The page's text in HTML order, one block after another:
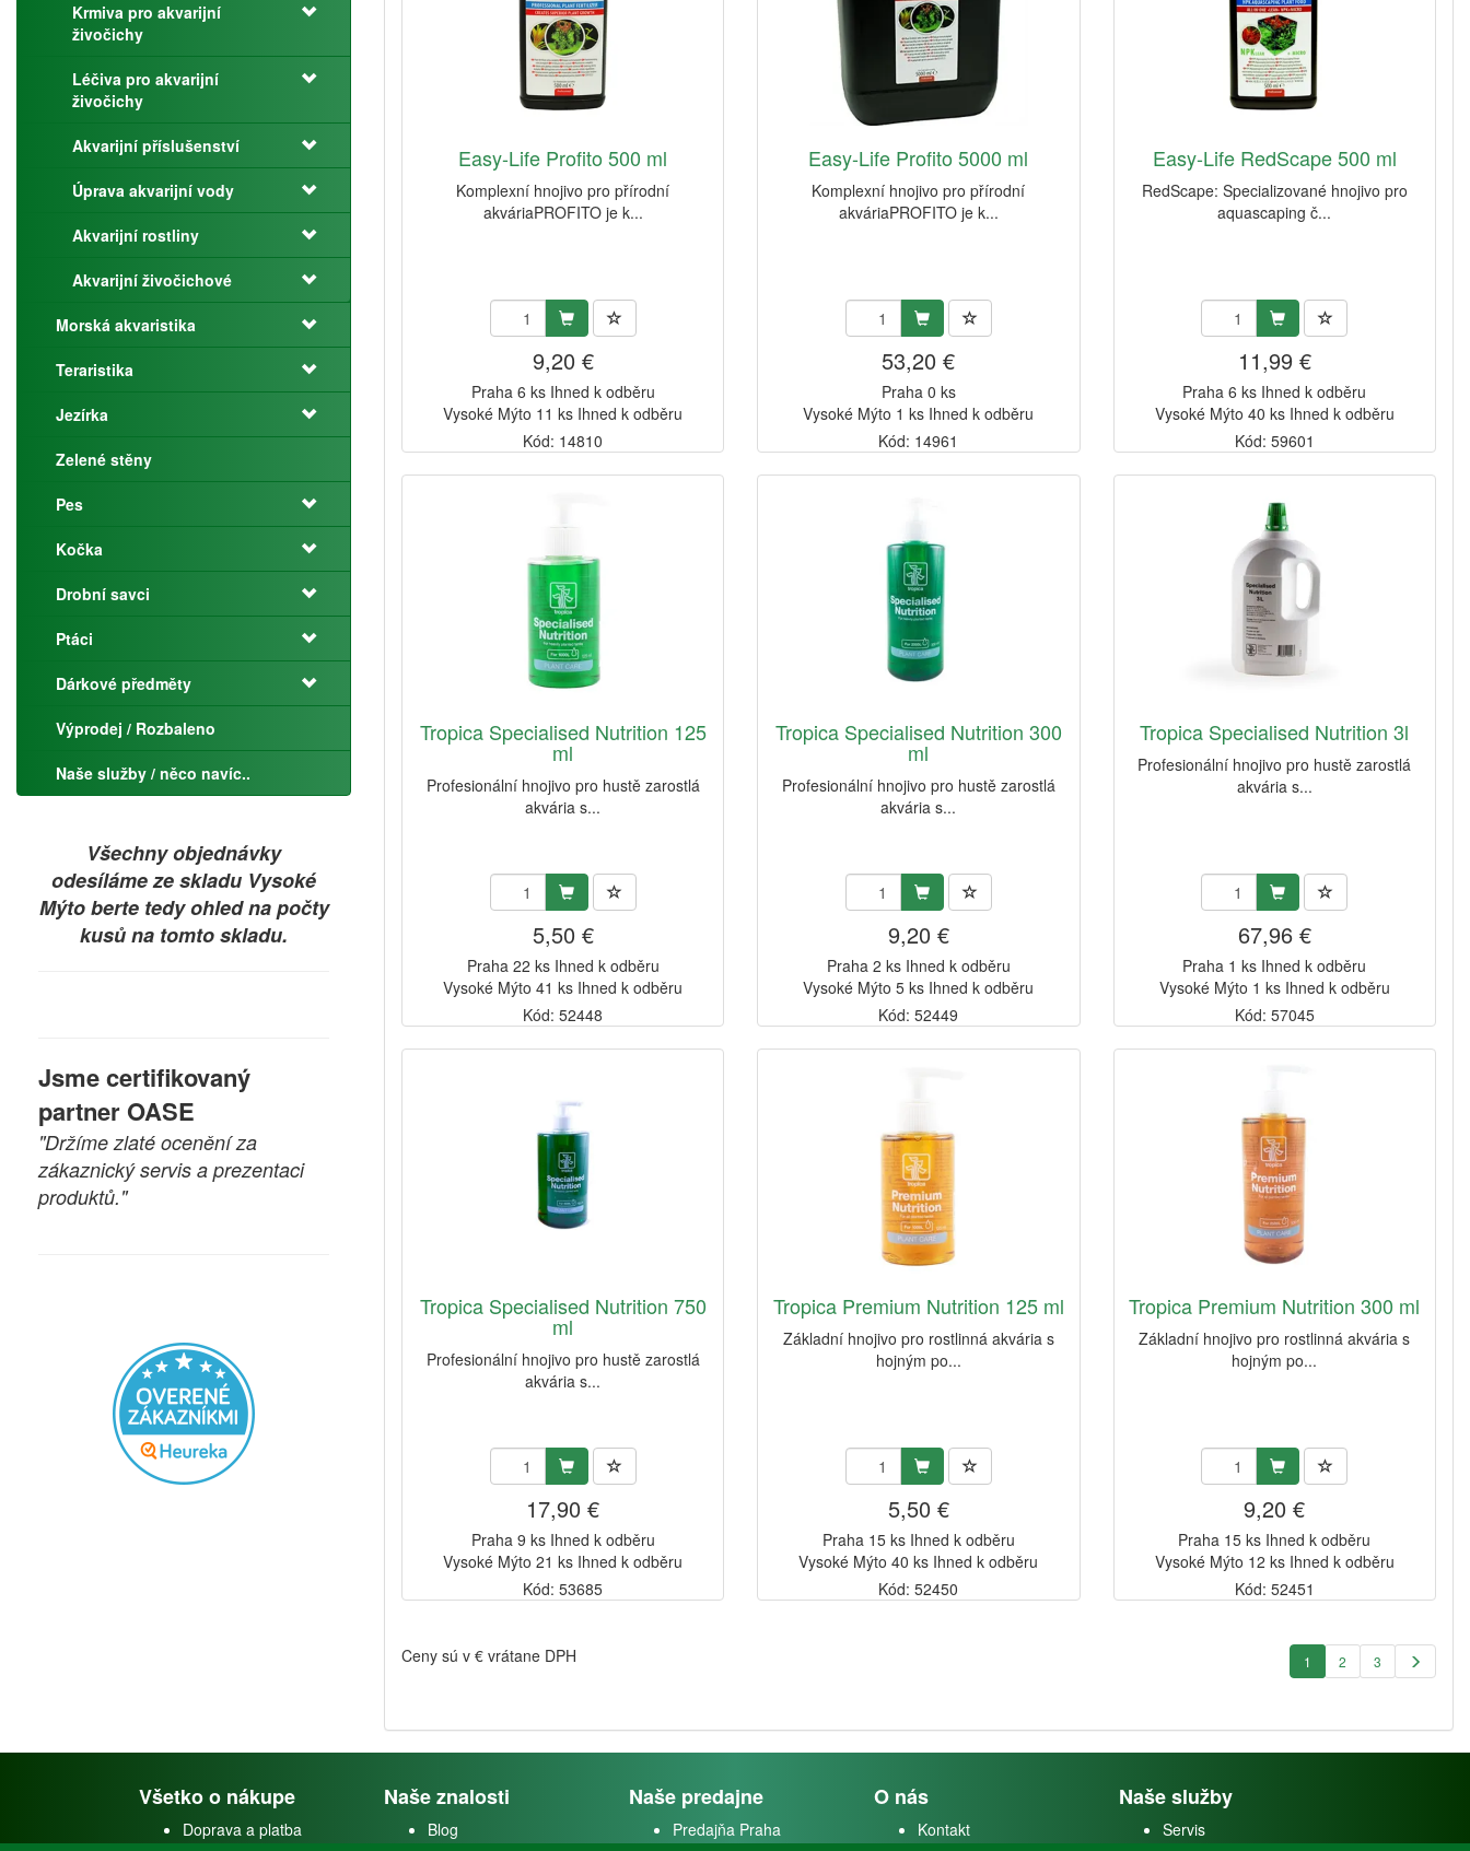
Krmiva pro akvarijní
živočichy
Léčiva pro akvarijní
živočichy
Akvarijní příslušenství
Úprava akvarijní vody
Akvarijní rostliny
Akvarijní živočichové
Morská akvaristika
Teraristika
Jezírka
Zelené stěny
Pes
Kočka
Drobní savci
Ptáci
Dárkové předměty
Výprodej / Rozbaleno
Naše služby / něco navíc..
Všechny objednávky
odesíláme ze skladu Vysoké
Mýto berte tedy ohled na počty
kusů na tomto skladu.
Jsme certifikovaný
partner OASE
"Držíme zlaté ocenění za
zákaznický servis a prezentaci
produktů."
Easy-Life Profito 500 ml
Komplexní hnojivo pro přírodní
akváriaPROFITO je k...
9,20 €
Praha 6 ks Ihned k odběru
Vysoké Mýto 11 ks Ihned k odběru
Kód: 14810
Easy-Life Profito 5000 ml
Komplexní hnojivo pro přírodní
akváriaPROFITO je k...
53,20 €
Praha 0 ks
Vysoké Mýto 1 ks Ihned k odběru
Kód: 14961
Easy-Life RedScape 500 ml
RedScape: Specializované hnojivo pro
aquascaping č...
11,99 €
Praha 6 ks Ihned k odběru
Vysoké Mýto 40 ks Ihned k odběru
Kód: 59601
Tropica Specialised Nutrition 125
ml
Profesionální hnojivo pro hustě zarostlá
akvária s...
5,50 €
Praha 22 ks Ihned k odběru
Vysoké Mýto 41 ks Ihned k odběru
Kód: 52448
Tropica Specialised Nutrition 300
ml
Profesionální hnojivo pro hustě zarostlá
akvária s...
9,20 €
Praha 2 ks Ihned k odběru
Vysoké Mýto 5 ks Ihned k odběru
Kód: 52449
Tropica Specialised Nutrition 3l
Profesionální hnojivo pro hustě zarostlá
akvária s...
67,96 €
Praha 1 ks Ihned k odběru
Vysoké Mýto 1 ks Ihned k odběru
Kód: 57045
Tropica Specialised Nutrition 750
ml
Profesionální hnojivo pro hustě zarostlá
akvária s...
17,90 €
Praha 9 ks Ihned k odběru
Vysoké Mýto 21 ks Ihned k odběru
Kód: 53685
Tropica Premium Nutrition 125 ml
Základní hnojivo pro rostlinná akvária s
hojným po...
5,50 €
Praha 15 ks Ihned k odběru
Vysoké Mýto 40 ks Ihned k odběru
Kód: 52450
Tropica Premium Nutrition 300 ml
Základní hnojivo pro rostlinná akvária s
hojným po...
9,20 €
Praha 15 ks Ihned k odběru
Vysoké Mýto 12 ks Ihned k odběru
Kód: 52451
Ceny sú v € vrátane DPH 1 2 3
Všetko o nákupe
Doprava a platba
Naše znalosti
Blog
Naše predajne
Predajňa Praha
O nás
Kontakt
Naše služby
Servis